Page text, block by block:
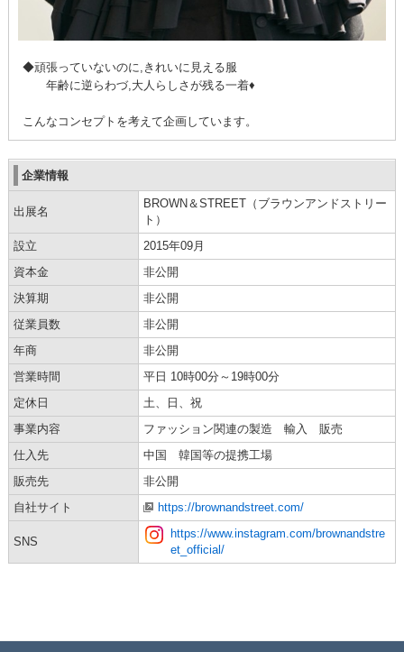
◆頑張っていないのに,きれいに見える服
年齢に逆らわづ,大人らしさが残る一着♦
こんなコンセプトを考えて企画しています。
企業情報
出展名
BROWN＆STREET（ブラウンアンドストリー
ト）
設立
2015年09月
資本金
非公開
決算期
非公開
従業員数
非公開
年商
非公開
営業時間
平日 10時00分～19時00分
定休日
土、日、祝
事業内容
ファッション関連の製造 輸入 販売
仕入先
中国 韓国等の提携工場
販売先
非公開
自社サイト
https://brownandstreet.com/
SNS
https://www.instagram.com/brownandstre
et_official/